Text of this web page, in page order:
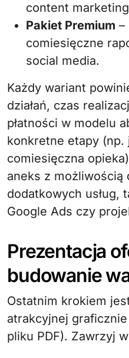
content
Pakiet Premium –
comiesięczne
social media.
Każdy wariant
działań, czas
płatności w modelu
konkretne etapy
comiesięczna
aneks z możliwością
dodatkowych usług,
Google Ads czy
Prezentacja
budowanie
Ostatnim krokiem
atrakcyjnej
pliku PDF). Zawrzyj